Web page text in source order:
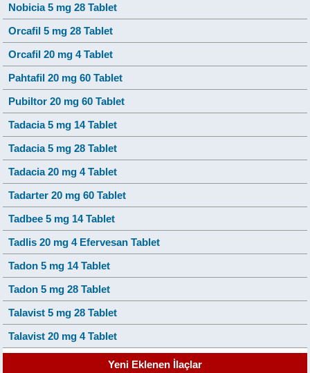
Nobicia 5 mg 28 Tablet
Orcafil 5 mg 28 Tablet
Orcafil 20 mg 4 Tablet
Pahtafil 20 mg 60 Tablet
Pubiltor 20 mg 60 Tablet
Tadacia 5 mg 14 Tablet
Tadacia 5 mg 28 Tablet
Tadacia 20 mg 4 Tablet
Tadarter 20 mg 60 Tablet
Tadbee 5 mg 14 Tablet
Tadlis 20 mg 4 Efervesan Tablet
Tadon 5 mg 14 Tablet
Tadon 5 mg 28 Tablet
Talavist 5 mg 28 Tablet
Talavist 20 mg 4 Tablet
Yeni Eklenen İlaçlar